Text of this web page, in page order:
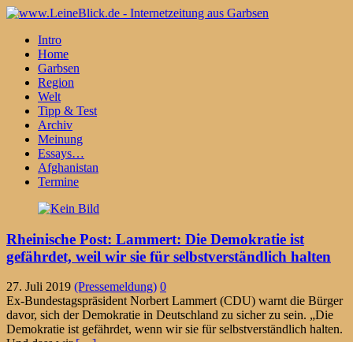
Intro
Home
Garbsen
Region
Welt
Tipp & Test
Archiv
Meinung
Essays…
Afghanistan
Termine
Rheinische Post: Lammert: Die Demokratie ist
gefährdet, weil wir sie für selbstverständlich halten
27. Juli 2019 (Pressemeldung) 0
Ex-Bundestagspräsident Norbert Lammert (CDU) warnt die Bürger
davor, sich der Demokratie in Deutschland zu sicher zu sein. „Die
Demokratie ist gefährdet, wenn wir sie für selbstverständlich halten.